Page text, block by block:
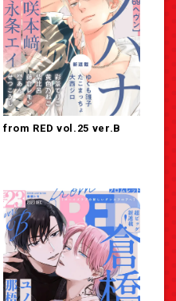
from RED vol.25 ver.B